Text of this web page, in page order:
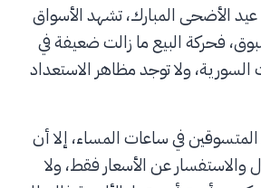
الأضحى المبارك، تشهد الأسواق
فحركة البيع ما زالت ضعيفة في
ولا توجد مظاهر الاستعداد
في ساعات المساء، إلا أن
عن الأسعار فقط، ولا